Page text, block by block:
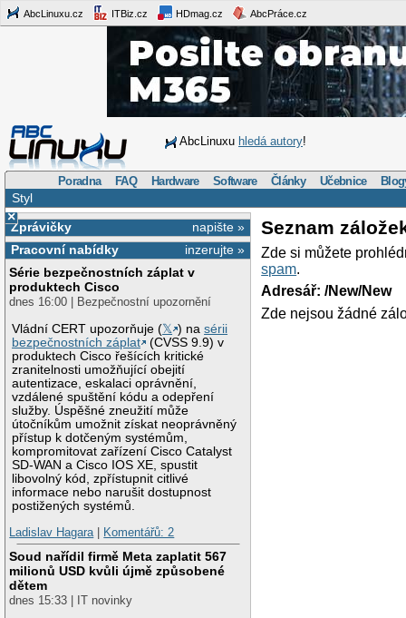
AbcLinuxu.cz ITBiz.cz HDmag.cz AbcPráce.cz
AbcLinuxu hledá autory!
Poradna FAQ Hardware Software Články Učebnice
Styl
×
napište »
Zprávičky
inzerujte »
Pracovní nabídky
Série bezpečnostních záplat v
produktech Cisco
dnes 16:00 | Bezpečnostní upozornění
Vládní CERT upozorňuje (𝕏 ) nasérii
bezpečnostních záplat
(CVSS 9.9) v
produktech Cisco řešících kritické
zranitelnosti umožňující obejití
autentizace, eskalaci oprávnění,
vzdálené spuštění kódu a odepření
služby. Úspěšné zneužití může
útočníkům umožnit získat neoprávněný
přístup k dotčeným systémům,
kompromitovat zařízení Cisco Catalyst
SD-WAN a Cisco IOS XE, spustit
libovolný kód, zpřístupnit citlivé
informace nebo narušit dostupnost
postižených systémů.
Ladislav Hagara| Komentářů: 2
Soud nařídil firmě Meta zaplatit 567
milionů USD kvůli újmě způsobené
dětem
dnes 15:33 | IT novinky
Seznam
Zde si můžete
spam.
Adresář: /New/New
Zde nejsou žádné